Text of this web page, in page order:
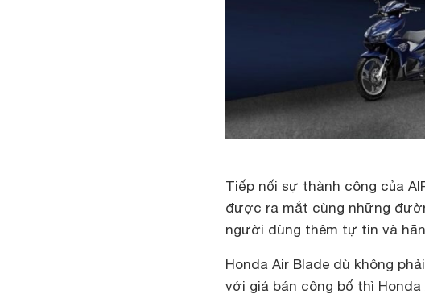
Tiếp nối sự thành công của
được ra mắt cùng những
người dùng thêm tự tin và
Honda Air Blade dù không
với giá bán công bố thì